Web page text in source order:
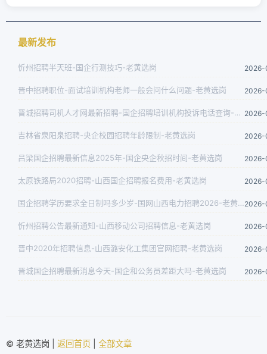
最新发布
忻州招聘半天班-国企行测技巧-老黄选岗
晋中招聘职位-面试培训机构老师一般会问什么问题-老黄选岗
晋城招聘司机人才网最新招聘-国企招聘培训机构投诉电话查询-老黄选岗
吉林省泉阳泉招聘-央企校园招聘年龄限制-老黄选岗
吕梁国企招聘最新信息2025年-国企央企秋招时间-老黄选岗
太原铁路局2020招聘-山西国企招聘报名费用-老黄选岗
国企招聘学历要求全日制吗多少岁-国网山西电力招聘2026-老黄选岗
忻州招聘公告最新通知-山西移动公司招聘信息-老黄选岗
晋中2020年招聘信息-山西潞安化工集团官网招聘-老黄选岗
晋城国企招聘最新消息今天-国企和公务员差距大吗-老黄选岗
© 老黄选岗 | 返回首页 全部文章